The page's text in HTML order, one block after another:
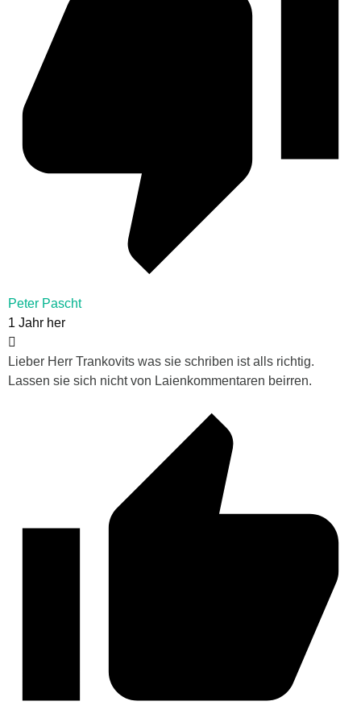
Peter Pascht
1 Jahr her
Lieber Herr Trankovits was sie schriben ist alls richtig.
Lassen sie sich nicht von Laienkommentaren beirren.